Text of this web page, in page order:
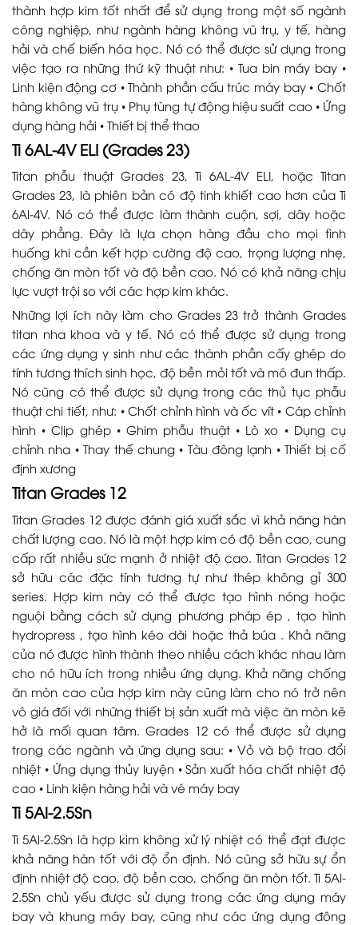
thành hợp kim tốt nhất để sử dụng trong một số ngành
công nghiệp, như ngành hàng không vũ trụ, y tế, hàng
hải và chế biến hóa học. Nó có thể được sử dụng trong
việc tạo ra những thứ kỹ thuật như: • Tua bin máy bay •
Linh kiện động cơ • Thành phần cấu trúc máy bay • Chốt
hàng không vũ trụ • Phụ tùng tự động hiệu suất cao • Ứng
dụng hàng hải • Thiết bị thể thao
Ti 6AL-4V ELI (Grades 23)
Titan phẫu thuật Grades 23, Ti 6AL-4V ELI, hoặc Titan
Grades 23, là phiên bản có độ tinh khiết cao hơn của Ti
6Al-4V. Nó có thể được làm thành cuộn, sợi, dây hoặc
dây phẳng. Đây là lựa chọn hàng đầu cho mọi tình
huống khi cần kết hợp cường độ cao, trọng lượng nhẹ,
chống ăn mòn tốt và độ bền cao. Nó có khả năng chịu
lực vượt trội so với các hợp kim khác.
Những lợi ích này làm cho Grades 23 trở thành Grades
titan nha khoa và y tế. Nó có thể được sử dụng trong
các ứng dụng y sinh như các thành phần cấy ghép do
tính tương thích sinh học, độ bền mỏi tốt và mô đun thấp.
Nó cũng có thể được sử dụng trong các thủ tục phẫu
thuật chi tiết, như: • Chốt chỉnh hình và ốc vít • Cáp chỉnh
hình • Clip ghép • Ghim phẫu thuật • Lò xo • Dụng cụ
chỉnh nha • Thay thế chung • Tàu đông lạnh • Thiết bị cố
định xương
Titan Grades 12
Titan Grades 12 được đánh giá xuất sắc vì khả năng hàn
chất lượng cao. Nó là một hợp kim có độ bền cao, cung
cấp rất nhiều sức mạnh ở nhiệt độ cao. Titan Grades 12
sở hữu các đặc tính tương tự như thép không gỉ 300
series. Hợp kim này có thể được tạo hình nóng hoặc
nguội bằng cách sử dụng phương pháp ép , tạo hình
hydropress , tạo hình kéo dài hoặc thả búa . Khả năng
của nó được hình thành theo nhiều cách khác nhau làm
cho nó hữu ích trong nhiều ứng dụng. Khả năng chống
ăn mòn cao của hợp kim này cũng làm cho nó trở nên
vô giá đối với những thiết bị sản xuất mà việc ăn mòn kẽ
hở là mối quan tâm. Grades 12 có thể được sử dụng
trong các ngành và ứng dụng sau: • Vỏ và bộ trao đổi
nhiệt • Ứng dụng thủy luyện • Sản xuất hóa chất nhiệt độ
cao • Linh kiện hàng hải và vé máy bay
Ti 5Al-2.5Sn
Ti 5Al-2.5Sn là hợp kim không xử lý nhiệt có thể đạt được
khả năng hàn tốt với độ ổn định. Nó cũng sở hữu sự ổn
định nhiệt độ cao, độ bền cao, chống ăn mòn tốt. Ti 5Al-
2.5Sn chủ yếu được sử dụng trong các ứng dụng máy
bay và khung máy bay, cũng như các ứng dụng đông